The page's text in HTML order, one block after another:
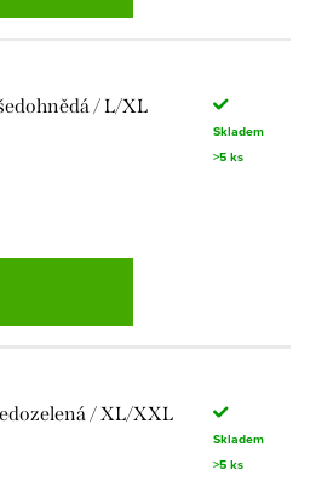
/ L/XL
Skladem
>5 ks
/ XL/XXL
Skladem
>5 ks